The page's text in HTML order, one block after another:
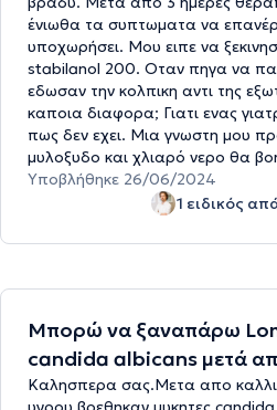
ένιωθα τα συπτωματα να
υποχωρήσει. Μου ειπε να
stabilanol 200. Οταν πηγα να
εδωσαν την κολπικη αντι της
καποια διαφορα; Γιατι ενας
πως δεν εχει. Μια γνωστη μου
μυλοξυδο και χλιαρό νερο θα
Υποβλήθηκε 26/06/2024
1 ειδικός
Μπορώ να ξαναπάρω
candida albicans μετά
Καλησπερα σας.Μετα απο